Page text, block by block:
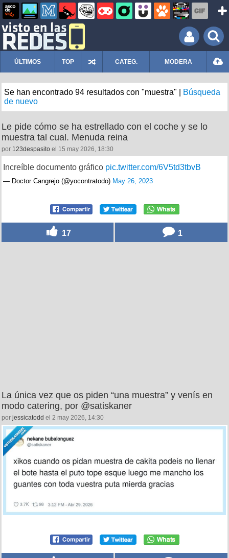
ÚLTIMOS TOP CATEG. MODERA
Se han encontrado 94 resultados con "muestra" |
Búsqueda
de nuevo
Le pide cómo se ha estrellado con el coche y se lo
muestra tal cual. Menuda reina
por 123despasito el 15 may 2026, 18:30
Increíble documento gráfico pic.twitter.com/6V5td3tbvB
— Doctor Cangrejo (@yocontratodo) May 26, 2023
17 1
La única vez que os piden “una muestra” y venís en
modo catering, por @satiskaner
por jessicatodd el 2 may 2026, 14:30